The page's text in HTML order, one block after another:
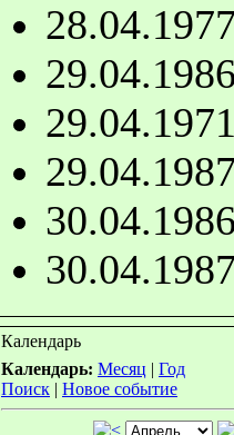
Календарь
Календарь: Месяц | Год
Поиск | Новое событие